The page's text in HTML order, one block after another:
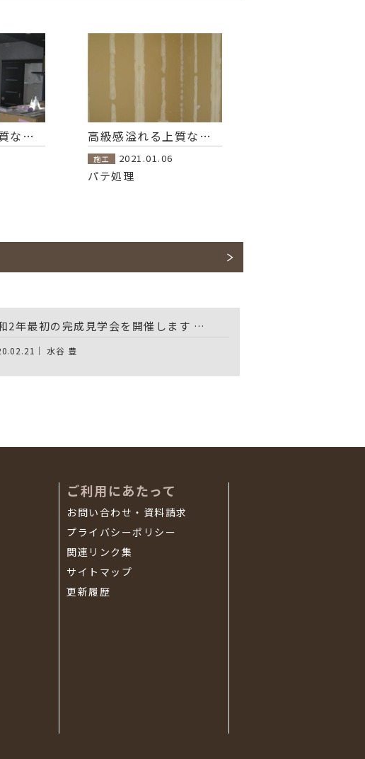
高級感溢れる上質な空間 1階に寝室の有る家 高級感溢れる上質な空間 1階に寝室の有る家
施工 2021.01.06
パテ処理
2年最初の完成見学会を開催します …
｜ 水谷 豊
ご利用にあたって
お問い合わせ・資料請求
プライバシーポリシー
関連リンク集
サイトマップ
更新履歴